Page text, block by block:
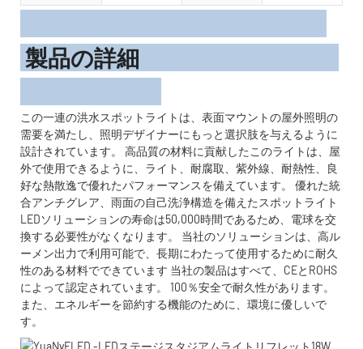
製品の詳細
この一連の洪水スポットライトは、表面マウントの屋外照明の
需要を満たし、照明デザイナーにもっと選択肢を与えるように
設計されています。 高品質の材料に貢献したこのライトは、屋
外で使用できるように、ライト、耐腐取、紫外線、耐熱性、良
好な熱散逸で優れたパフォーマンスを備えています。 優れた統
合アンチグレア、雨面の自己洗浄構造を備えたスポットライト
LEDソリューションの寿命は50,000時間であるため、電球を交
換する必要性がなくなります。 当社のソリューションは、高ル
ーメン出力で利用可能で、長期にわたって使用するために耐久
性のある材料でできています 当社の製品はすべて、CEとROHS
によって認定されています。 100％安全で耐久性があります。
また、エネルギーを節約する機能のために、環境に優しいで
す。